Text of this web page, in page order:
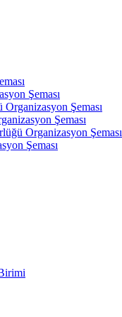
Şeması
Şeması
Şeması
Organizasyon Şeması
Şeması